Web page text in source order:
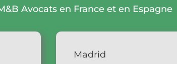
Avocats en France et en Espagne
Madrid